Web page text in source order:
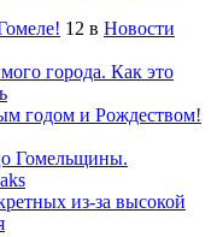
12 в Новости
города. Как это
годом и Рождеством!
Гомельщины.
из-за высокой